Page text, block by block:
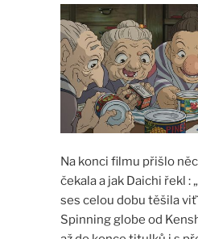
Na konci filmu přišlo
čekala a jak Daichi řekl :
ses celou dobu těšila
Spinning globe od